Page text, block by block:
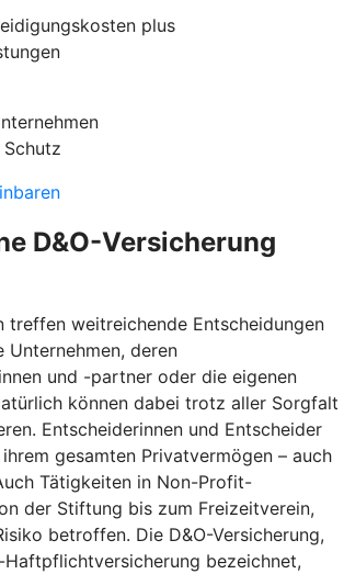
plus
D&O-Versicherung
treffen weitreichende Entscheidungen
Unternehmen, deren
und -partner oder die eigenen
können dabei trotz aller Sorgfalt
Entscheiderinnen und Entscheider
gesamten Privatvermögen – auch
Tätigkeiten in Non-Profit-
der Stiftung bis zum Freizeitverein,
betroffen. Die D&O-Versicherung,
Haftpflichtversicherung bezeichnet,